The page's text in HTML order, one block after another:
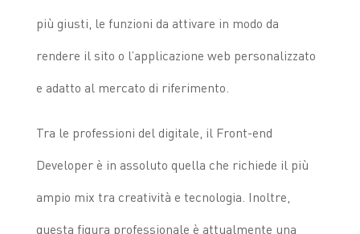
più giusti, le funzioni da attivare in modo da
rendere il sito o l’applicazione web personalizzato
e adatto al mercato di riferimento.
Tra le professioni del digitale, il Front-end
Developer è in assoluto quella che richiede il più
ampio mix tra creatività e tecnologia. Inoltre,
questa figura professionale è attualmente una